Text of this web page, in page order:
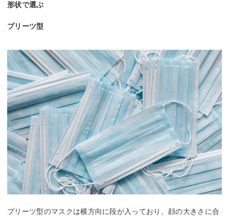
形状で選ぶ
プリーツ型
プリーツ型のマスクは横方向に段が入っており、顔の大きさに合